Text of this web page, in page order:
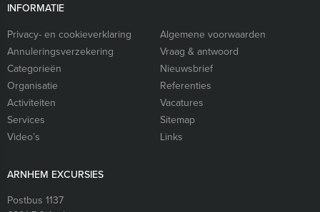
INFORMATIE
Privacy- en cookieverklaring
Algemene voorwaarden
Annuleringsverzekering
Vraag & antwoord
Categorieën
Nieuwsbrief
Organisatie
Referenties
Activiteiten
Vacatures
Services
Sitemap
Video’s
Links
ARNHEM EXCURSIES
Postbus 1137